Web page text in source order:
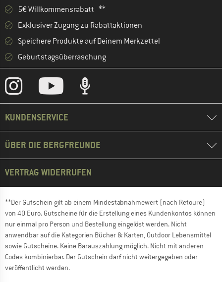
5€ Willkommensrabatt **
Exklusiver Zugang zu Rabattaktionen
Speichere Produkte auf Deinem Merkzettel
Geburtstagsüberraschung
KUNDENSERVICE
ÜBER DIE BERGFREUNDE
VERTRAG WIDERRUFEN
**Der Gutschein gilt ab einem Mindestabnahmewert (nach Retoure)
von 40 Euro. Gutscheine für die Erstellung eines Kundenkontos können
nur einmal pro Person und Bestellung eingelöst werden. Nicht
anwendbar auf die Kategorien Bücher & Karten, Outdoor Lebensmittel
sowie Gutscheine. Keine Barauszahlung möglich. Nicht mit anderen
Codes kombinierbar. Der Gutschein darf nicht weitergegeben oder
veröffentlicht werden.